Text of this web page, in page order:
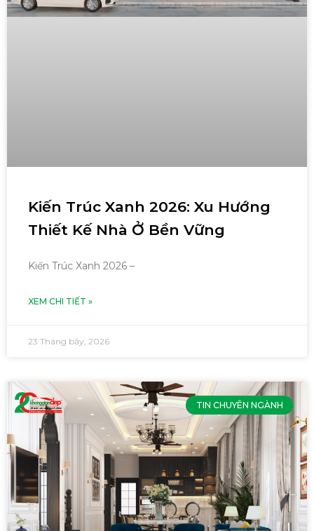
Kiến Trúc Xanh 2026: Xu Hướng
Thiết Kế Nhà Ở Bền Vững
Kiến Trúc Xanh 2026 –
XEM CHI TIẾT »
23 Tháng bảy, 2026
TIN CHUYÊN NGÀNH